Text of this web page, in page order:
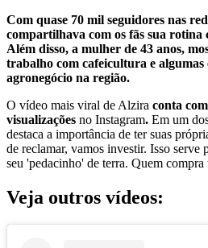
Com quase 70 mil seguidores nas
compartilhava com os fãs sua
Além disso, a mulher de 43 anos,
trabalho com cafeicultura e algumas
agronegócio na região.
O vídeo mais viral de Alzira conta
visualizações no Instagram. Em um
destaca a importância de ter suas
de reclamar, vamos investir. Isso serve
seu 'pedacinho' de terra. Quem
Veja outros vídeos: